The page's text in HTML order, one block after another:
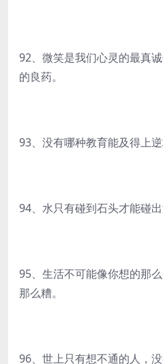
92、微笑是我们心灵的最真
的良药。
93、没有哪种教育能及得上逆
94、水只有碰到石头才能碰出
95、生活不可能像你想的那
那么糟。
96、世上只有想不通的人，没